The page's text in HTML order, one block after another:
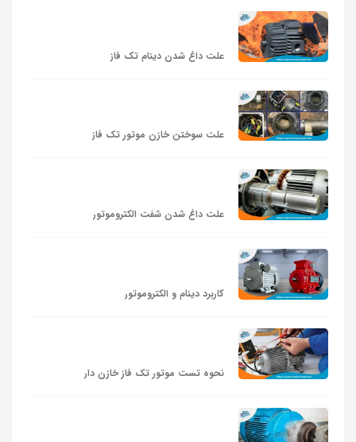
علت داغ شدن دینام تک فاز
علت سوختن خازن موتور تک فاز
علت داغ شدن شفت الکتروموتور
کاربرد دینام و الکتروموتور
نحوه تست موتور تک فاز خازن دار